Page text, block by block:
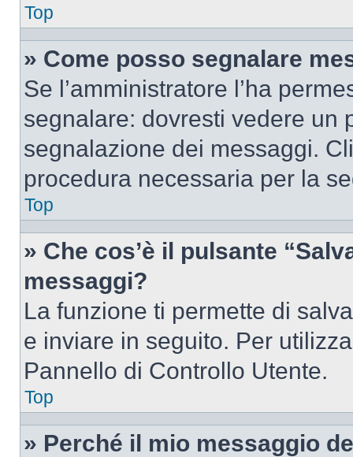
Top
» Come posso segnalare
Se l’amministratore l’ha
segnalare: dovresti vedere un
segnalazione dei messaggi.
procedura necessaria per la
Top
» Che cos’è il pulsante
messaggi?
La funzione ti permette di
e inviare in seguito. Per
Pannello di Controllo Utente.
Top
» Perché il mio messaggio